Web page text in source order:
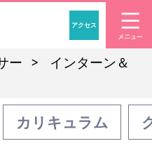
アナウンサー・マ
アクセス
ー
インターン＆
カリキュラム